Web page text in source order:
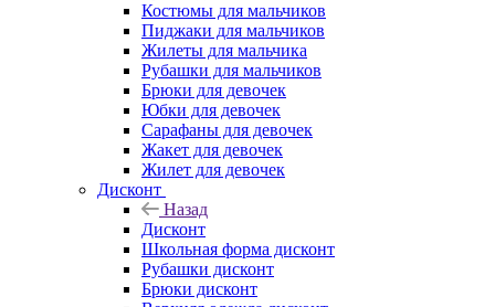
Костюмы для мальчиков
Пиджаки для мальчиков
Жилеты для мальчика
Рубашки для мальчиков
Брюки для девочек
Юбки для девочек
Сарафаны для девочек
Жакет для девочек
Жилет для девочек
Дисконт
Назад
Дисконт
Школьная форма дисконт
Рубашки дисконт
Брюки дисконт